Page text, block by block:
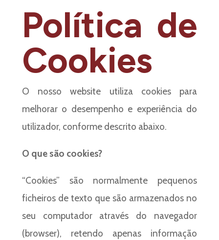
Política de
Cookies
O nosso website utiliza cookies para
melhorar o desempenho e experiência do
utilizador, conforme descrito abaixo.
O que são cookies?
“Cookies” são normalmente pequenos
ficheiros de texto que são armazenados no
seu computador através do navegador
(browser), retendo apenas informação